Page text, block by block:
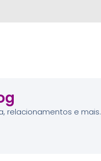
relacionamentos e mais.